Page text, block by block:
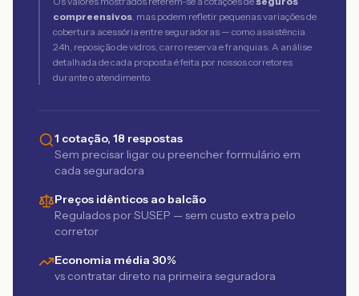
compreensivos, mas podem refletir pequenas variações de
cobertura acessória entre seguradoras — como assistência
24h, reposição de vidros, carro reserva e franquias. A análise
detalhada de cada proposta é feita por nossos corretores
durante o atendimento.
1 cotação, 18 respostas
Sem precisar ligar ou preencher formulário em
cada seguradora
Preços idênticos ao balcão
Regulados por SUSEP — sem custo extra pelo
corretor
Economia média 30%
vs contratar direto na primeira seguradora